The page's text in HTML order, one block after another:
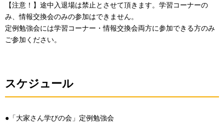
【注意！】途中入退場は禁止とさせて頂きます。学習コーナーの
み、情報交換会のみの参加はできません。
定例勉強会には学習コーナー・情報交換会両方に参加できる方のみ
ご参加ください。
スケジュール
●「大家さん学びの会」定例勉強会